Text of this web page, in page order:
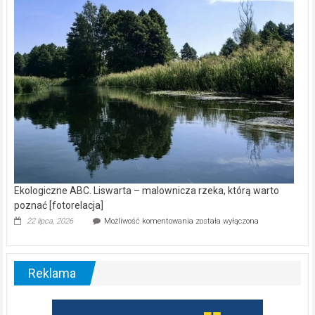
Ekologiczne ABC. Liswarta – malownicza rzeka, którą warto
poznać [fotorelacja]
22 lipca, 2026 Możliwość komentowania Ekologiczne
–
warto
poznać
została wyłączona
Reklama